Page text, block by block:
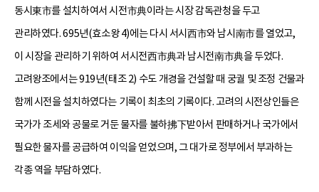
동시東市를 설치하여서 시전市典이라는 시장 감독관청을 두고
관리하였다. 695년(효소왕 4)에는 다시 서시西市와 남시南市를 열었고,
이 시장을 관리하기 위하여 서시전西市典과 남시전南市典을 두었다.
고려왕조에서는 919년(태조 2) 수도 개경을 건설할 때 궁궐 및 조정 건물과
함께 시전을 설치하였다는 기록이 최초의 기록이다. 고려의 시전상인들은
국가가 조세와 공물로 거둔 물자를 불하拂下받아서 판매하거나 국가에서
필요한 물자를 공급하여 이익을 얻었으며, 그 대가로 정부에서 부과하는
각종 역을 부담하였다.